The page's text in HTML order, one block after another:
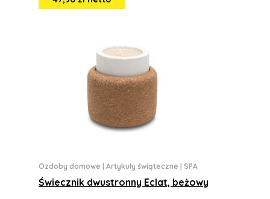
Ozdoby domowe Artykuły świąteczne SPA
Świecznik dwustronny Eclat, beżowy